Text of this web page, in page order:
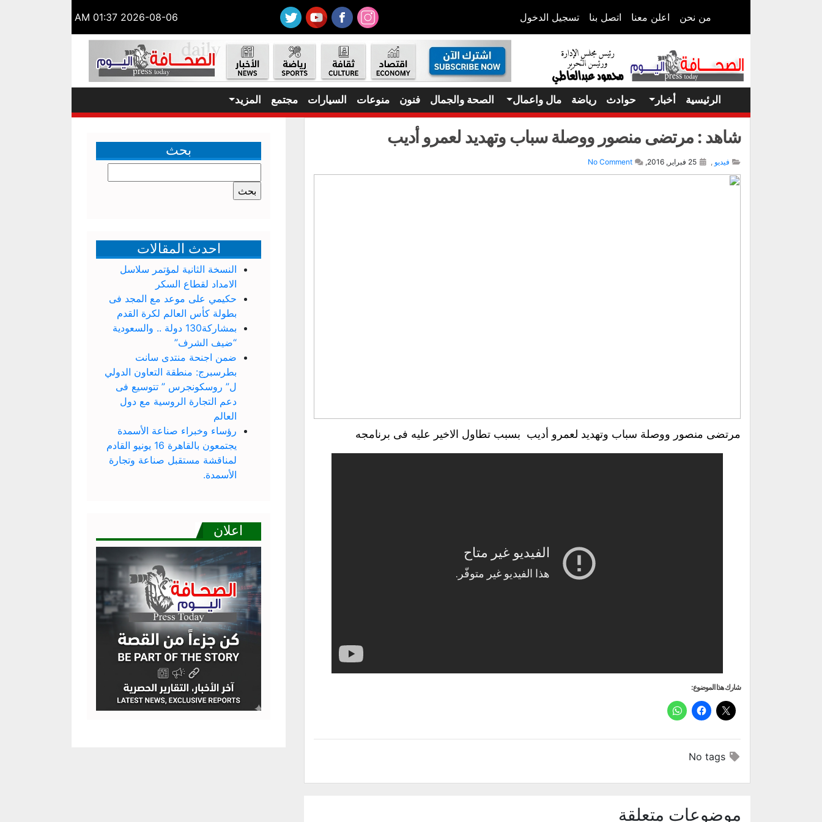
من نحن اعلن معنا اتصل بنا تسجيل الدخول 2026-08-06 01:37 AM
الرئيسية أخبار حوادث رياضة مال واعمال الصحة والجمال فنون منوعات السيارات مجتمع المزيد
شاهد : مرتضى منصور ووصلة سباب وتهديد لعمرو أديب
فيديو ,
No Comment
مرتضى منصور ووصلة سباب وتهديد لعمرو أديب بسبب تطاول الاخير عليه فى برنامجه
شارك هذا الموضوع:
موضوعات متعلقة
بحث
عن:
احدث المقالات
النسخة الثانية لمؤتمر سلاسل
الامداد لقطاع السكر
حكيمي على موعد مع المجد فى
بطولة كأس العالم لكرة القدم
بمشاركة130 دولة .. والسعودية
“ضيف الشرف”
ضمن اجنحة منتدى سانت
بطرسبرج: منطقة التعاون الدولي
ل” روسكونجرس ” تتوسيع فى
دعم التجارة الروسية مع دول
العالم
رؤساء وخبراء صناعة الأسمدة
يجتمعون بالقاهرة 16 يونيو القادم
لمناقشة مستقبل صناعة وتجارة
الأسمدة.
اعلان